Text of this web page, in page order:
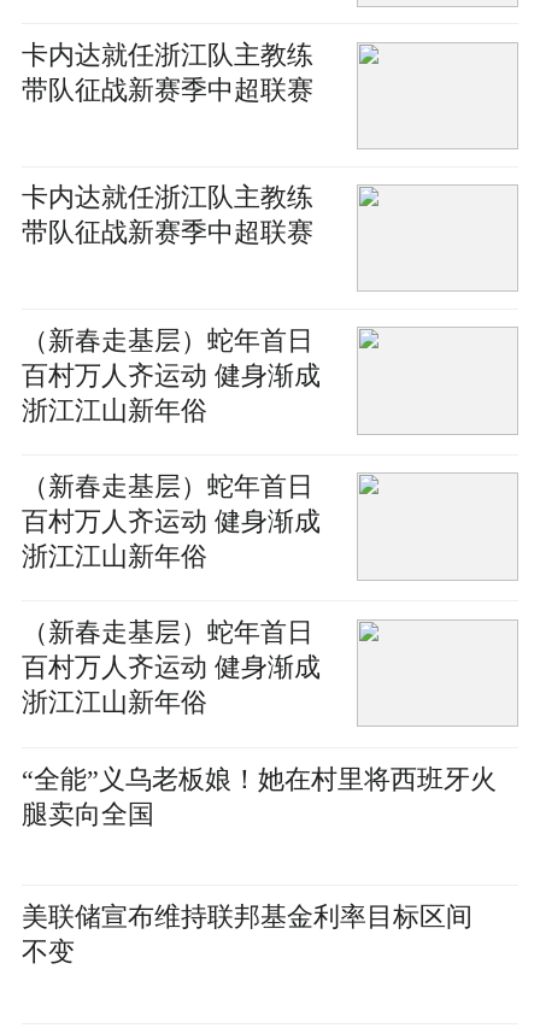
卡内达就任浙江队主教练
带队征战新赛季中超联赛
卡内达就任浙江队主教练
带队征战新赛季中超联赛
（新春走基层）蛇年首日
百村万人齐运动 健身渐成
浙江江山新年俗
（新春走基层）蛇年首日
百村万人齐运动 健身渐成
浙江江山新年俗
（新春走基层）蛇年首日
百村万人齐运动 健身渐成
浙江江山新年俗
“全能”义乌老板娘！她在村里将西班牙火
腿卖向全国
美联储宣布维持联邦基金利率目标区间
不变